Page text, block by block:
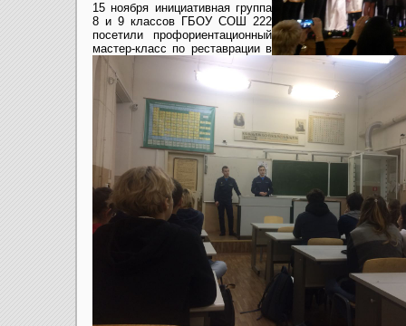
15 ноября инициативная группа
8 и 9 классов ГБОУ СОШ 222
посетили профориентационный
мастер-класс по реставрации в